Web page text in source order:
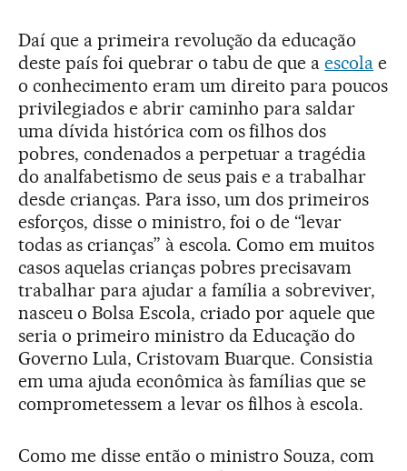
Daí que a primeira revolução da educação
deste país foi quebrar o tabu de que aescola e
o conhecimento eram um direito para poucos
privilegiados e abrir caminho para saldar
uma dívida histórica com os filhos dos
pobres, condenados a perpetuar a tragédia
do analfabetismo de seus pais e a trabalhar
desde crianças. Para isso, um dos primeiros
esforços, disse o ministro, foi o de “levar
todas as crianças” à escola. Como em muitos
casos aquelas crianças pobres precisavam
trabalhar para ajudar a família a sobreviver,
nasceu o Bolsa Escola, criado por aquele que
seria o primeiro ministro da Educação do
Governo Lula, Cristovam Buarque. Consistia
em uma ajuda econômica às famílias que se
comprometessem a levar os filhos à escola.
Como me disse então o ministro Souza, com